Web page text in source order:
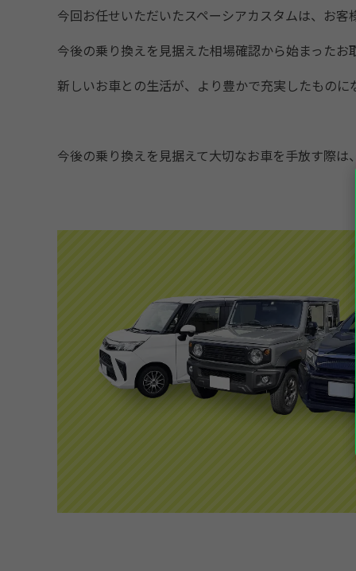
今回お任せいただいたスペーシアカスタムは、お
今後の乗り換えを見据えた相場確認から始まった
新しいお車との生活が、より豊かで充実したもの
今後の乗り換えを見据えて大切なお車を手放す際